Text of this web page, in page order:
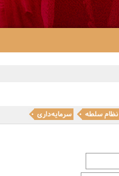
نظام سلطه سرمایه‌داری